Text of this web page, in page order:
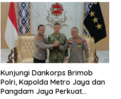
Kunjungi Dankorps Brimob
Polri, Kapolda Metro Jaya dan
Pangdam Jaya Perkuat